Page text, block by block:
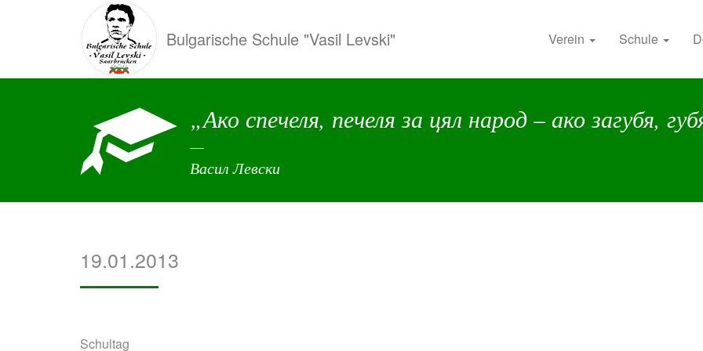
Bulgarische Schule "Vasil Levski" Verein Schule
„Ако спечеля, печеля за цял народ – ако загубя,
Васил Левски
19.01.2013
Schultag